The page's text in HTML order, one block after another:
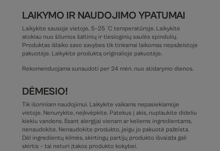
LAIKYMO IR NAUDOJIMO YPATUMAI
Laikykite sausoje vietoje, 5–25 °C temperatūroje. Laikykite
atokiau nuo šilumos šaltinių ir tiesioginių saulės spindulių.
Produktas išlaiko savo savybes tik tinkamai laikomas nepažeistoje
pakuotėje. Laikykite produktą originalioje pakuotėje.
Rekomenduojama sunaudoti per 24 mėn. nuo atidarymo dienos.
DĖMESIO!
Tik išoriniam naudojimui. Laikykite vaikams nepasiekiamoje
vietoje. Nenurykite, neįkvėpkite. Patekus į akis, nuplaukite dideliu
kiekiu vandens. Esant alergijai vienam ar keliems ingredientams,
nenaudokite. Nenaudokite produkto, jeigu jo pakuotė pažeista.
Dėl ingredientų kilmės, skirtingų partijų produkto išvaizda gali
skirtis – tai neturi įtakos produkto kokybei.